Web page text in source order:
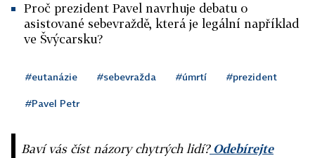
Proč prezident Pavel navrhuje debatu o
asistované sebevraždě, která je legální například
ve Švýcarsku?
#eutanázie #sebevražda #úmrtí #prezident
#Pavel Petr
Baví vás číst názory chytrých lidí?Odebírejte